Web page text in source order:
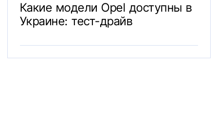
Какие модели Opel доступны в
Украине: тест-драйв